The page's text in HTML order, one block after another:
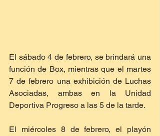
El sábado 4 de febrero, se brindará una
función de Box, mientras que el martes
7 de febrero una exhibición de Luchas
Asociadas, ambas en la Unidad
Deportiva Progreso a las 5 de la tarde.
El miércoles 8 de febrero, el playón